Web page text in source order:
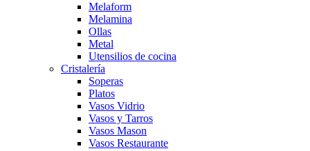
Melaform
Melamina
Ollas
Metal
Utensilios de cocina
Cristalería
Soperas
Platos
Vasos Vidrio
Vasos y Tarros
Vasos Mason
Vasos Restaurante